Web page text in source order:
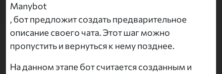
Manybot
, бот предложит создать предварительное
описание своего чата. Этот шаг можно
пропустить и вернуться к нему позднее.
На данном этапе бот считается созданным и